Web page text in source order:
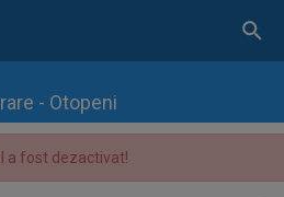
- Otopeni
a fost dezactivat!